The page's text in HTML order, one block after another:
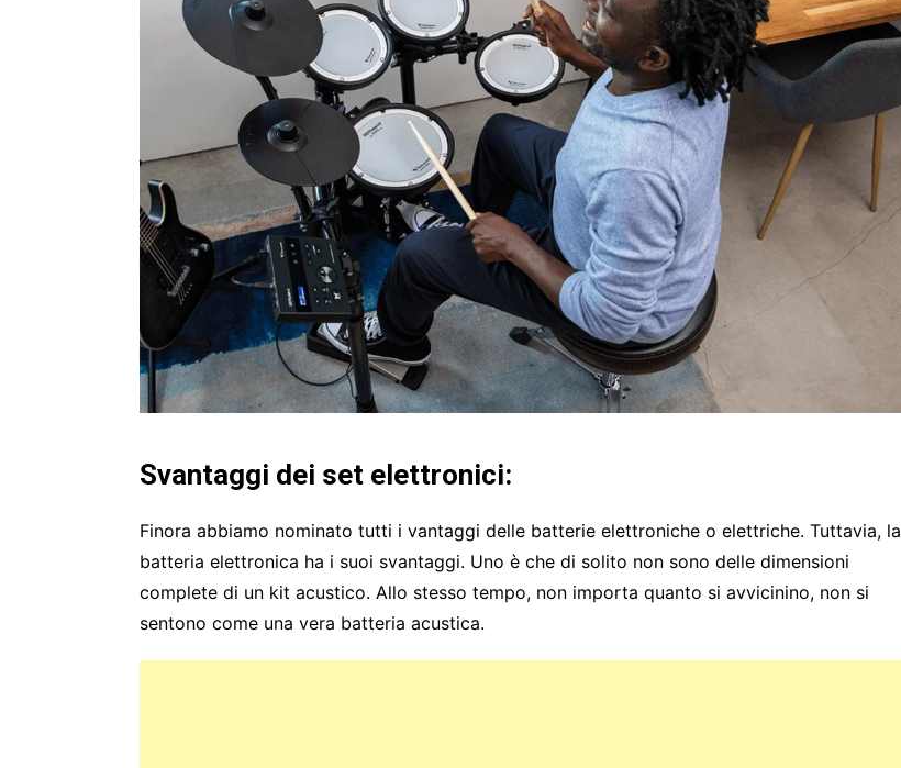
Svantaggi dei set elettronici:
Finora abbiamo nominato tutti i vantaggi delle batterie elettroniche o elettriche. Tuttavia, la
batteria elettronica ha i suoi svantaggi. Uno è che di solito non sono delle dimensioni
complete di un kit acustico. Allo stesso tempo, non importa quanto si avvicinino, non si
sentono come una vera batteria acustica.